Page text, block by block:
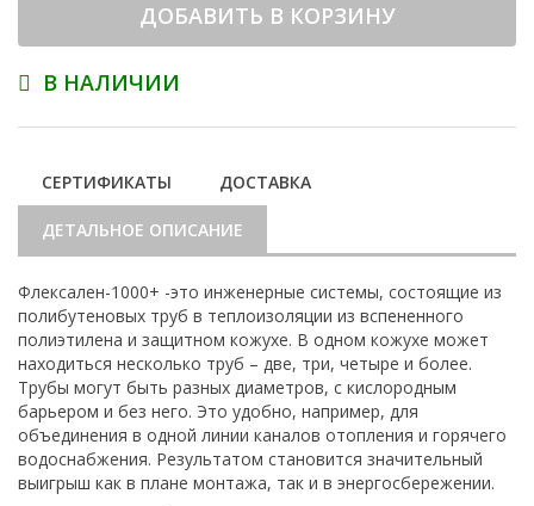
ДОБАВИТЬ В КОРЗИНУ
В НАЛИЧИИ
СЕРТИФИКАТЫ ДОСТАВКА
ДЕТАЛЬНОЕ ОПИСАНИЕ
Флексален-1000+ -это инженерные системы, состоящие из
полибутеновых труб в теплоизоляции из вспененного
полиэтилена и защитном кожухе. В одном кожухе может
находиться несколько труб – две, три, четыре и более.
Трубы могут быть разных диаметров, с кислородным
барьером и без него. Это удобно, например, для
объединения в одной линии каналов отопления и горячего
водоснабжения. Результатом становится значительный
выигрыш как в плане монтажа, так и в энергосбережении.